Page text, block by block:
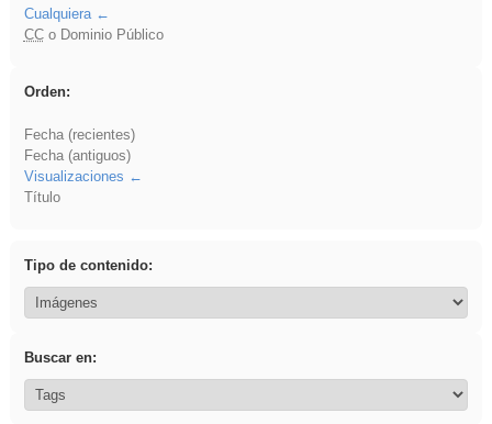
Cualquiera
CCo Dominio Público
Orden:
Fecha (recientes)
Fecha (antiguos)
Visualizaciones
Título
Tipo de contenido:
Buscar en: